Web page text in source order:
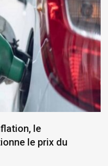
le
le prix du